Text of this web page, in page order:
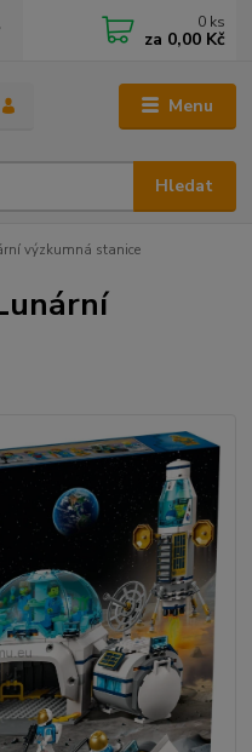
Menu
Hledat
0 ks
za 0,00 Kč
výzkumná stanice